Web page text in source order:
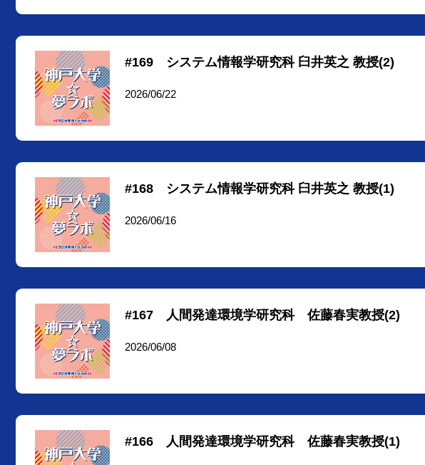
#169 システム情報学研究科 臼井英之 教授(2)
2026/06/22
#168 システム情報学研究科 臼井英之 教授(1)
2026/06/16
#167 人間発達環境学研究科 佐藤春実教授(2)
2026/06/08
#166 人間発達環境学研究科 佐藤春実教授(1)